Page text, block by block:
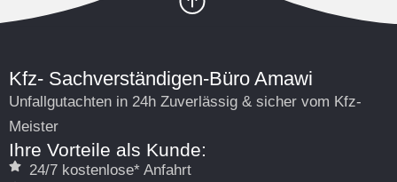
Kfz- Sachverständigen-Büro Amawi
Unfallgutachten in 24h Zuverlässig & sicher vom Kfz-
Meister
Ihre Vorteile als Kunde:
24/7 kostenlose* Anfahrt